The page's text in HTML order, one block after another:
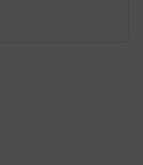
(11%).